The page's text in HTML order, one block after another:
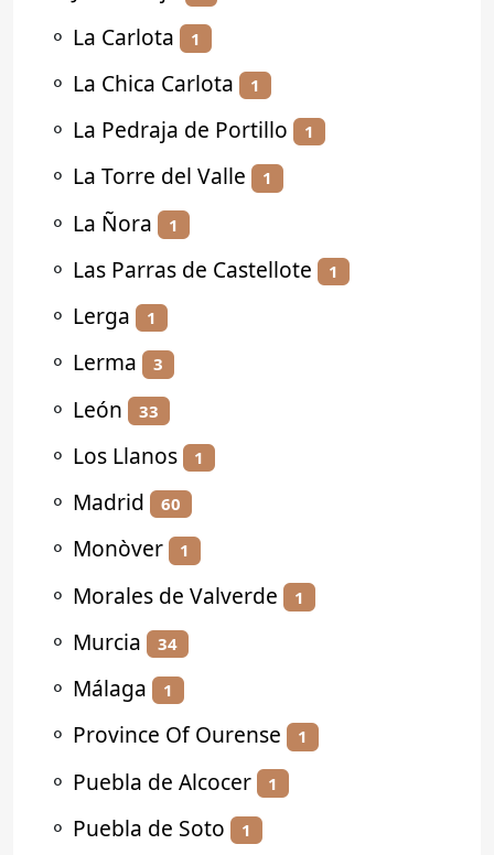
⚬ La Carlota 1
⚬ La Chica Carlota 1
⚬ La Pedraja de Portillo 1
⚬ La Torre del Valle 1
⚬ La Ñora 1
⚬ Las Parras de Castellote 1
⚬ Lerga 1
⚬ Lerma 3
⚬ León 33
⚬ Los Llanos 1
⚬ Madrid 60
⚬ Monòver 1
⚬ Morales de Valverde 1
⚬ Murcia 34
⚬ Málaga 1
⚬ Province Of Ourense 1
⚬ Puebla de Alcocer 1
⚬ Puebla de Soto 1